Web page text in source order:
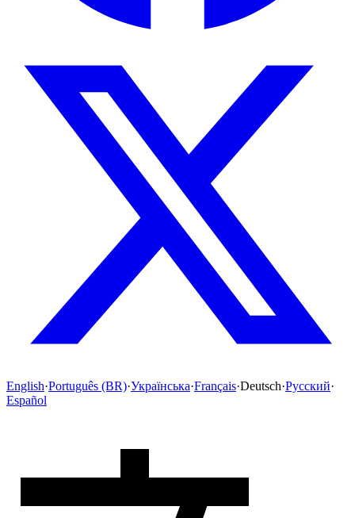
English·Português (BR)·Українська·Français·Deutsch·Русский·
Español